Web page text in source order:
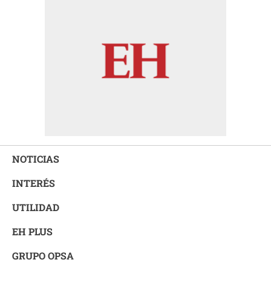
NOTICIAS
INTERÉS
UTILIDAD
EH PLUS
GRUPO OPSA